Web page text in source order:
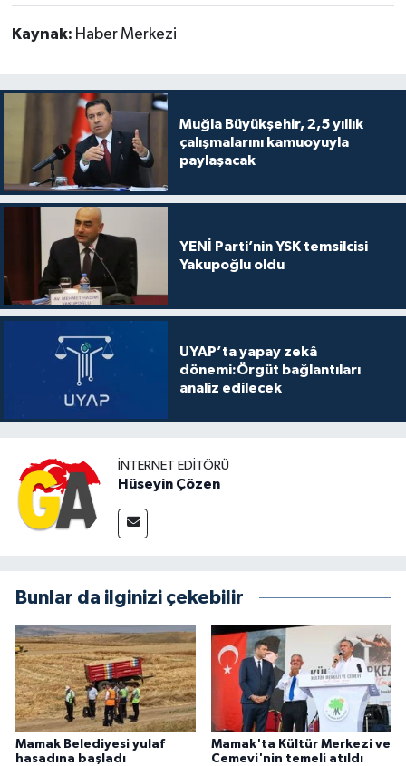
Kaynak: Haber Merkezi
Muğla Büyükşehir, 2,5 yıllık
çalışmalarını kamuoyuyla
paylaşacak
YENİ Parti’nin YSK temsilcisi
Yakupoğlu oldu
UYAP’ta yapay zekâ
dönemi:Örgüt bağlantıları
analiz edilecek
İNTERNET EDITÖRÜ
Hüseyin Çözen
Bunlar da ilginizi çekebilir
Mamak Belediyesi yulaf
hasadına başladı
Mamak'ta Kültür Merkezi ve
Cemevi'nin temeli atıldı